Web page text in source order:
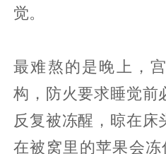
觉。
最难熬的是晚上，
构，防火要求睡觉前
反复被冻醒，晾在床
在被窝里的苹果会